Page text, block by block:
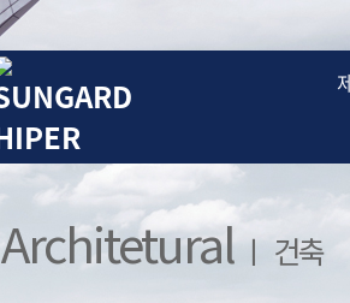
Architetural ㅣ 건축